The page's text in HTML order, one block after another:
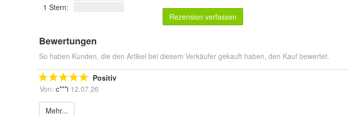
1 Stern:
Rezension verfassen
Bewertungen
So haben Kunden, die den Artikel bei diesem Verkäufer gekauft haben, den Kauf bewertet.
Positiv
Von: c***i 12.07.26
Mehr...